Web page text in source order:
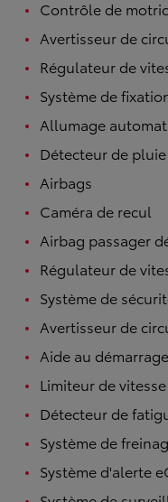
Contrôle de
Avertisseur de
Régulateur de
Système de
Allumage
Détecteur de pluie
Airbags
Caméra de recul
Airbag passager
Régulateur de
Système de
Avertisseur de
Aide au
Limiteur de vitesse
Détecteur de
Système de
Système d'alerte